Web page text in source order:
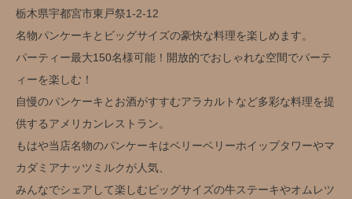
栃木県宇都宮市東戸祭1-2-12
名物パンケーキとビッグサイズの豪快な料理を楽しめます。
パーティー最大150名様可能！開放的でおしゃれな空間でパーテ
ィーを楽しむ！
自慢のパンケーキとお酒がすすむアラカルトなど多彩な料理を提
供するアメリカンレストラン。
もはや当店名物のパンケーキはベリーベリーホイップタワーやマ
カダミアナッツミルクが人気、
みんなでシェアして楽しむビッグサイズの牛ステーキやオムレツ